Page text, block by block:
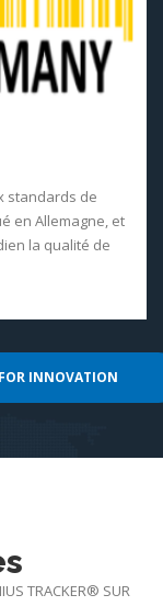
standards de
en Allemagne, et
la qualité de
INNOVATION
TRACKER® SUR